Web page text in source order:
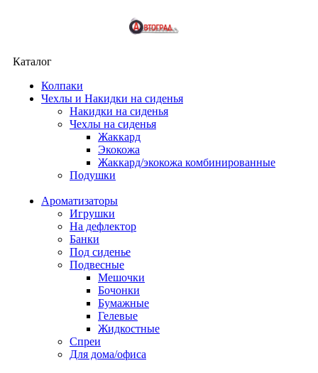
Каталог
Колпаки
Чехлы и Накидки на сиденья
Накидки на сиденья
Чехлы на сиденья
Жаккард
Экокожа
Жаккард/экокожа комбинированные
Подушки
Ароматизаторы
Игрушки
На дефлектор
Банки
Под сиденье
Подвесные
Мешочки
Бочонки
Бумажные
Гелевые
Жидкостные
Спреи
Для дома/офиса